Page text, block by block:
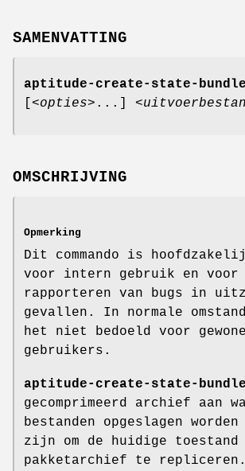
SAMENVATTING
aptitude-create-state-bundle
[<opties>...] <
OMSCHRIJVING
Opmerking
Dit commando is
voor intern gebruik en voor
rapporteren van bugs in
gevallen. In normale
het niet bedoeld voor gewone
gebruikers.
aptitude-create-state-bundle
gecomprimeerd archief aan
bestanden opgeslagen
zijn om de huidige toestand
pakketarchief te repliceren.